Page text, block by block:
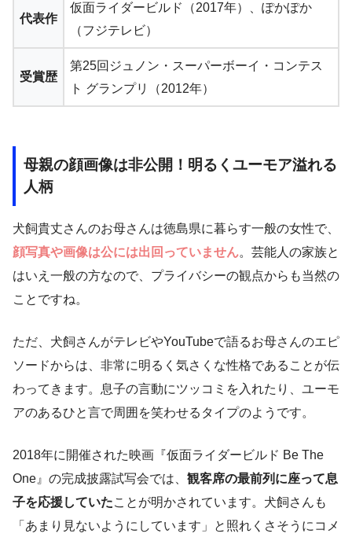
代表作
仮面ライダービルド（2017年）、ぽかぽか
（フジテレビ）
受賞歴
第25回ジュノン・スーパーボーイ・コンテス
ト グランプリ（2012年）
母親の顔画像は非公開！明るくユーモア溢れる
人柄
犬飼貴丈さんのお母さんは徳島県に暮らす一般の女性で、
顔写真や画像は公には出回っていません。芸能人の家族と
はいえ一般の方なので、プライバシーの観点からも当然の
ことですね。
ただ、犬飼さんがテレビやYouTubeで語るお母さんのエピ
ソードからは、非常に明るく気さくな性格であることが伝
わってきます。息子の言動にツッコミを入れたり、ユーモ
アのあるひと言で周囲を笑わせるタイプのようです。
2018年に開催された映画『仮面ライダービルド Be The
One』の完成披露試写会では、 観客席の最前列に座って息
子を応援していたことが明かされています。犬飼さんも
「あまり見ないようにしています」と照れくさそうにコメ